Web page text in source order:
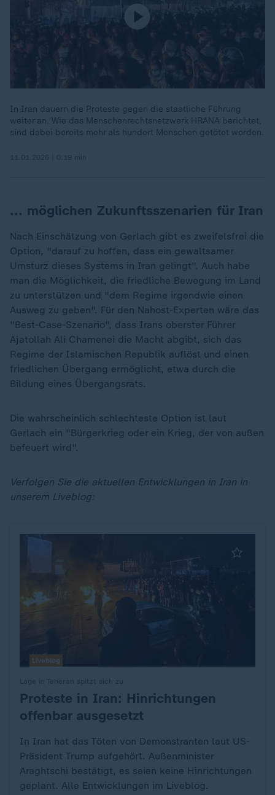
In Iran dauern die Proteste gegen die staatliche Führung
weiter an. Wie das Menschenrechtsnetzwerk HRANA berichtet,
sind dabei bereits mehr als hundert Menschen getötet worden.
... möglichen Zukunftsszenarien für Iran
Nach Einschätzung von Gerlach gibt es zweifelsfrei die
Option, "darauf zu hoffen, dass ein gewaltsamer
Umsturz dieses Systems in Iran gelingt". Auch habe
man die Möglichkeit, die friedliche Bewegung im Land
zu unterstützen und "dem Regime irgendwie einen
Ausweg zu geben". Für den Nahost-Experten wäre das
"Best-Case-Szenario", dass Irans oberster Führer
Ajatollah Ali Chamenei die Macht abgibt, sich das
Regime der Islamischen Republik auflöst und einen
friedlichen Übergang ermöglicht, etwa durch die
Bildung eines Übergangsrats.
Die wahrscheinlich schlechteste Option ist laut
Gerlach ein "Bürgerkrieg oder ein Krieg, der von außen
befeuert wird".
Verfolgen Sie die aktuellen Entwicklungen in Iran in
unserem Liveblog:
:Proteste in Iran: Hinrichtungen
offenbar ausgesetzt
In Iran hat das Töten von Demonstranten laut US-
Präsident Trump aufgehört. Außenminister
Araghtschi bestätigt, es seien keine Hinrichtungen
geplant. Alle Entwicklungen im Liveblog.
Liveblog